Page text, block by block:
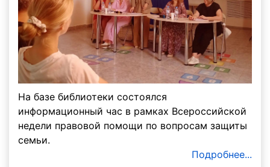
На базе библиотеки состоялся
информационный час в рамках Всероссийской
недели правовой помощи по вопросам защиты
семьи.
Подробнее...